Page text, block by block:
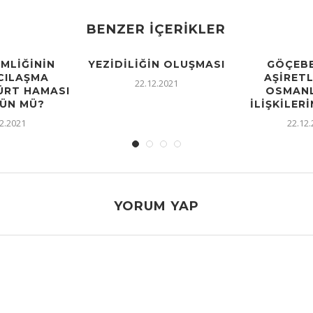
BENZER İÇERIKLER
HAMASI
MÜ?
YEZIDILIĞIN OLUŞMASI
22.12.2021
YORUM YAP